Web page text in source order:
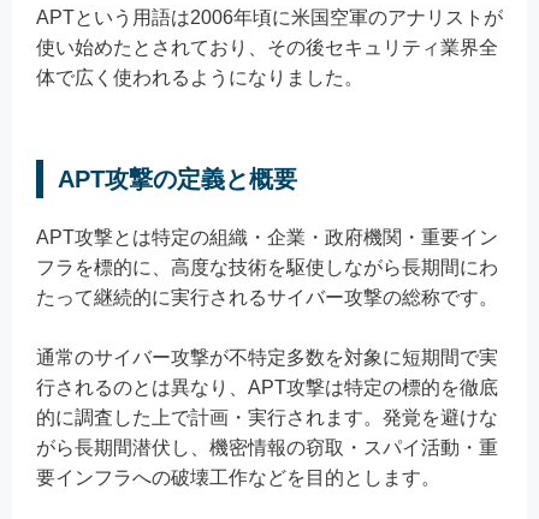
APTという用語は2006年頃に米国空軍のアナリストが
使い始めたとされており、その後セキュリティ業界全
体で広く使われるようになりました。
APT攻撃の定義と概要
APT攻撃とは特定の組織・企業・政府機関・重要イン
フラを標的に、高度な技術を駆使しながら長期間にわ
たって継続的に実行されるサイバー攻撃の総称です。
通常のサイバー攻撃が不特定多数を対象に短期間で実
行されるのとは異なり、APT攻撃は特定の標的を徹底
的に調査した上で計画・実行されます。発覚を避けな
がら長期間潜伏し、機密情報の窃取・スパイ活動・重
要インフラへの破壊工作などを目的とします。